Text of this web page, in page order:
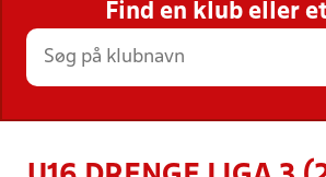
STILLINGER, RESULTATER,
HOLD
Find en klub eller